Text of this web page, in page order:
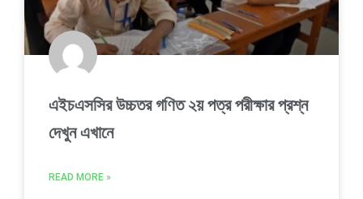
এইচএসসির উচ্চতর গণিত ২য় পত্র পরীক্ষার প্রশ্ন
দেখুন এখানে
READ MORE »